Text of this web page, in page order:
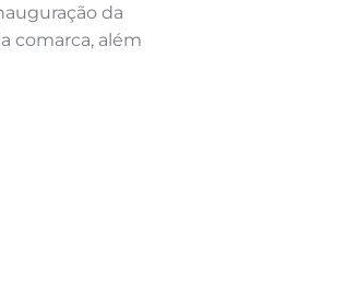
da
comarca, além